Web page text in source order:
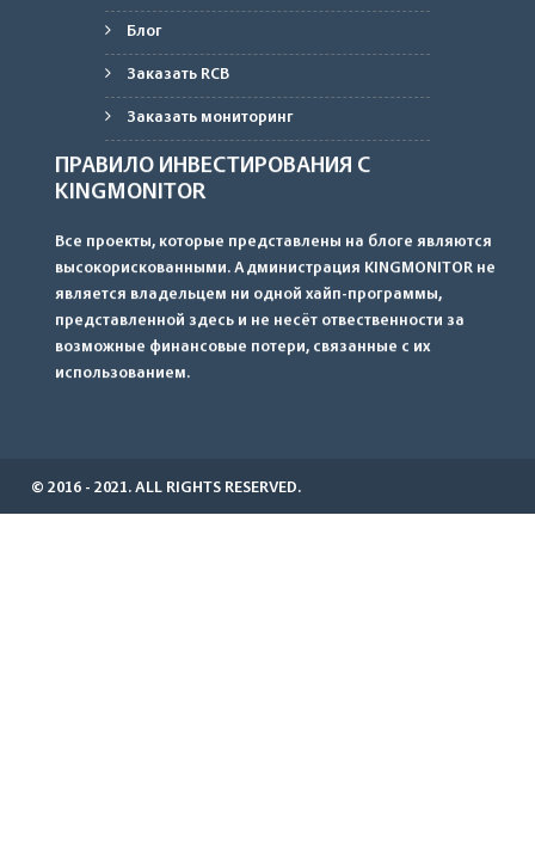
Блог
Заказать RCB
Заказать мониторинг
ПРАВИЛО ИНВЕСТИРОВАНИЯ С
KINGMONITOR
Все проекты, которые представлены на блоге являются
высокорискованными. Администрация KINGMONITOR не
является владельцем ни одной хайп-программы,
представленной здесь и не несёт отвественности за
возможные финансовые потери, связанные с их
использованием.
© 2016 - 2021. ALL RIGHTS RESERVED.